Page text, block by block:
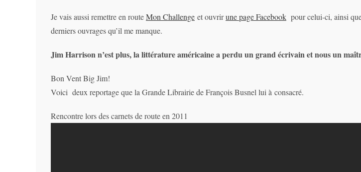
Je vais aussi remettre en routeMon Challenge et ouvrirune page Facebook pour celui-ci, ainsi
derniers ouvrages qu’il me manque.
Jim Harrison n’est plus, la littérature américaine a perdu un grand écrivain et nous un
Bon Vent Big Jim!
Voici deux reportage que la Grande Librairie de François Busnel lui à consacré.
Rencontre lors des carnets de route en 2011